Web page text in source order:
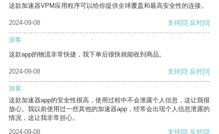
这款加速器VPM应用程序可以给你提供全球覆盖和最高安全性的连接。
2024-09-08 支持[0] 反对[0]
游客
这款app的物流非常快捷，我下单后很快就能收到商品。
2024-09-08 支持[0] 反对[0]
游客
这款加速器app的安全性很高，使用过程中不会泄露个人信息，这让我很
放心。我以前使用过一些其他的加速器app，经常会出现个人信息泄露的
情况，这让我非常担心。
2024-09-08
支持[0] 反对[0]